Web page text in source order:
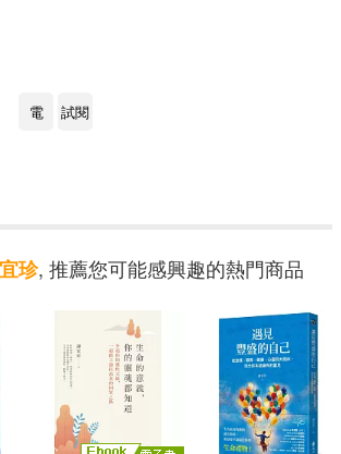
+小卡2
電
試閱
珍, 推薦您可能感興趣的熱門商品